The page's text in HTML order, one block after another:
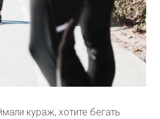
кураж, хотите бегать